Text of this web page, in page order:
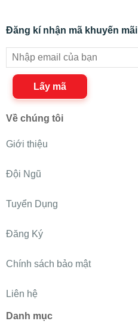
Đăng kí nhận mã khuyến mãi
Lấy mã
Về chúng tôi
Giới thiệu
Đội Ngũ
Tuyển Dụng
Đăng Ký
Chính sách bảo mật
Liên hệ
Danh mục